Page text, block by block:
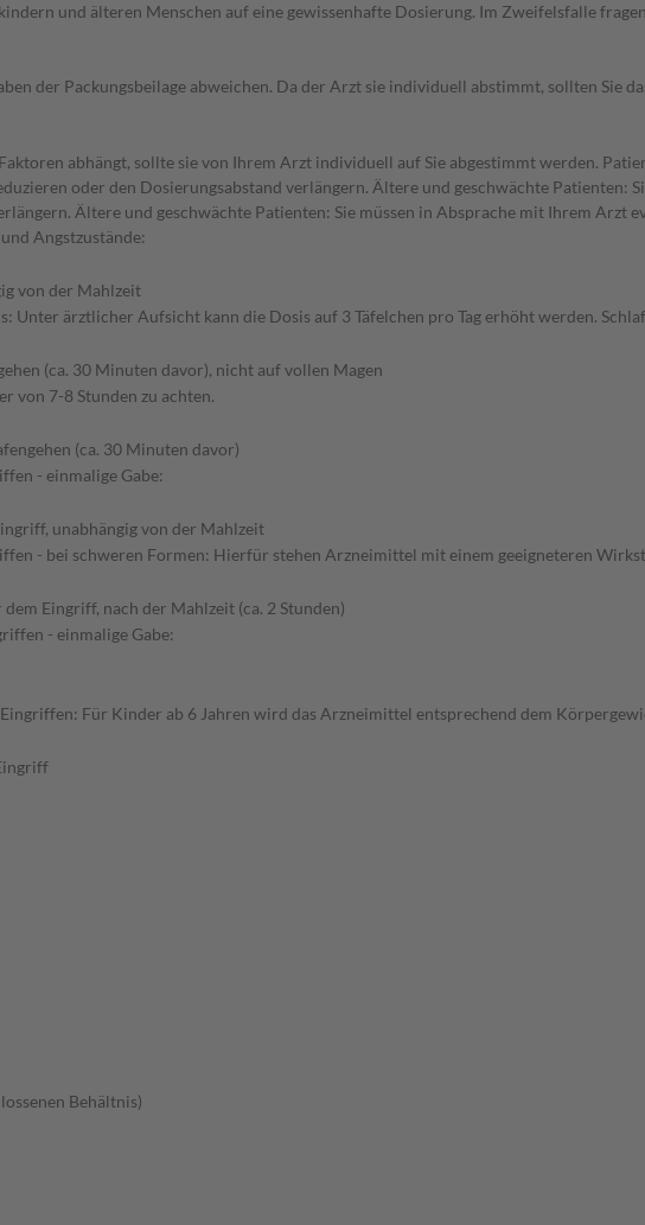
und älteren Menschen auf eine gewissenhafte Dosierung. Im Zweifelsfalle
der Packungsbeilage abweichen. Da der Arzt sie individuell abstimmt, sollten Sie
abhängt, sollte sie von Ihrem Arzt individuell auf Sie abgestimmt werden.
oder den Dosierungsabstand verlängern. Ältere und geschwächte Patienten:
Ältere und geschwächte Patienten: Sie müssen in Absprache mit Ihrem Arzt
Angstzustände:
von der Mahlzeit
Unter ärztlicher Aufsicht kann die Dosis auf 3 Täfelchen pro Tag erhöht werden.
(ca. 30 Minuten davor), nicht auf vollen Magen
von 7-8 Stunden zu achten.
(ca. 30 Minuten davor)
- einmalige Gabe:
unabhängig von der Mahlzeit
- bei schweren Formen: Hierfür stehen Arzneimittel mit einem geeigneteren
dem Eingriff, nach der Mahlzeit (ca. 2 Stunden)
- einmalige Gabe:
Für Kinder ab 6 Jahren wird das Arzneimittel entsprechend dem
Behältnis)